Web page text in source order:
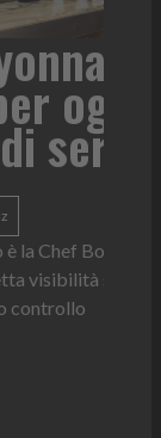
un
1L:
e